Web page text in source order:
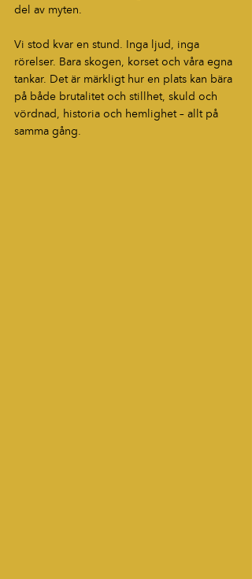
del av myten.
Vi stod kvar en stund. Inga ljud, inga
rörelser. Bara skogen, korset och våra egna
tankar. Det är märkligt hur en plats kan bära
på både brutalitet och stillhet, skuld och
vördnad, historia och hemlighet – allt på
samma gång.